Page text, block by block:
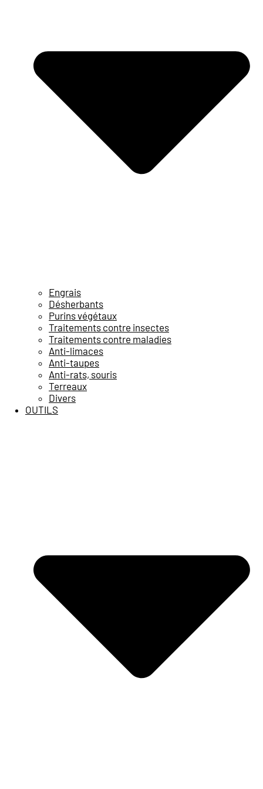
Engrais
Désherbants
Purins végétaux
Traitements contre insectes
Traitements contre maladies
Anti-limaces
Anti-taupes
Anti-rats, souris
Terreaux
Divers
OUTILS